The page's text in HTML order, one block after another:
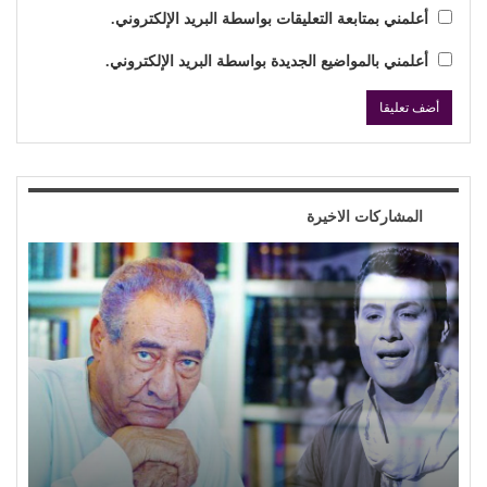
أعلمني بمتابعة التعليقات بواسطة البريد الإلكتروني.
أعلمني بالمواضيع الجديدة بواسطة البريد الإلكتروني.
المشاركات الاخيرة